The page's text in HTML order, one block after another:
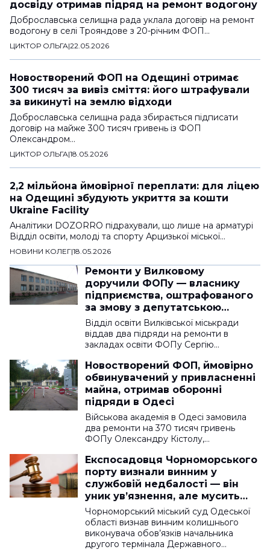
досвіду отримав підряд на ремонт водогону
Доброславська селищна рада уклала договір на ремонт
водогону в селі Трояндове з 20-річним ФОП…
ЦИКТОР ОЛЬГА|22.05.2026
Новостворений ФОП на Одещині отримає
300 тисяч за вивіз сміття: його штрафували
за викинуті на землю відходи
Доброславська селищна рада збирається підписати
договір на майже 300 тисяч гривень із ФОП
Олександром…
ЦИКТОР ОЛЬГА|18.05.2026
2,2 мільйона ймовірної переплати: для ліцею
на Одещині збудують укриття за кошти
Ukraine Facility
Аналітики DOZORRO підрахували, що лише на арматурі
Відділ освіти, молоді та спорту Арцизької міської…
НОВИНИ КОЛЕГ|18.05.2026
Ремонти у Вилковому
доручили ФОПу — власнику
підприємства, оштрафованого
за змову з депутатською
фірмою
Відділ освіти Вилківської міськради
віддав два підряди на ремонти в
закладах освіти ФОПу Сергію…
Новостворений ФОП, ймовірно
обвинувачений у привласненні
майна, отримав оборонні
підряди в Одесі
Військова академія в Одесі замовила
два ремонти на 370 тисяч гривень
ФОПу Олександру Кістолу,…
Експосадовця Чорноморського
порту визнали винним у
службовій недбалості — він
уник увʼязнення, але мусить
відшкодувати збитки
Чорноморський міський суд Одеської
області визнав винним колишнього
виконувача обов’язків начальника
другого термінала Державного…